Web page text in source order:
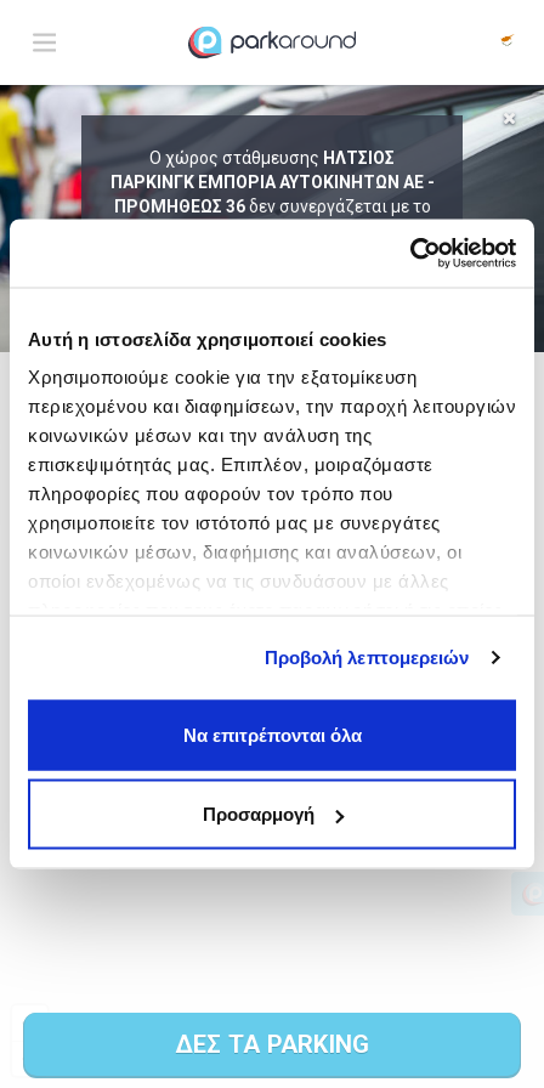
Αυτή η ιστοσελίδα χρησιμοποιεί cookies
Χρησιμοποιούμε cookie για την εξατομίκευση
περιεχομένου και διαφημίσεων, την παροχή λειτουργιών
κοινωνικών μέσων και την ανάλυση της
επισκεψιμότητάς μας. Επιπλέον, μοιραζόμαστε
πληροφορίες που αφορούν τον τρόπο που
χρησιμοποιείτε τον ιστότοπό μας με συνεργάτες
κοινωνικών μέσων, διαφήμισης και αναλύσεων, οι
οποίοι ενδεχομένως να τις συνδυάσουν με άλλες
Προβολή λεπτομερειών
Να επιτρέπονται όλα
Προσαρμογή
Ο χώρος στάθμευσης ΗΛΤΣΙΟΣ
ΠΑΡΚΙΝΓΚ ΕΜΠΟΡΙΑ ΑΥΤΟΚΙΝΗΤΩΝ ΑΕ -
ΠΡΟΜΗΘΕΩΣ 36δεν συνεργάζεται με το
PARKING.
Δες τώρα τα parking στο χάρτη και σύγκρινετιμή
καιαπόσταση
ΔΕΣ ΤΑ PARKING
ΑΠΟΤΕΛΕΣΜΑΤΑ ΓΙΑ:
ΑΦΙΞΗ Πεμ 06 Αυγ 17:30 ΔΙΑΡΚΕΙΑ 1